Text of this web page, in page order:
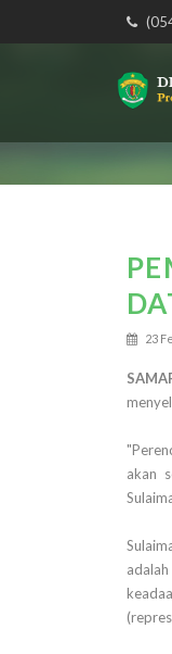
23
akan